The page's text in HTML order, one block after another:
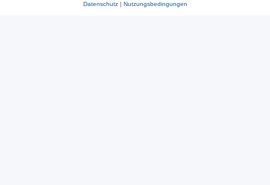
Datenschutz| Nutzungsbedingungen